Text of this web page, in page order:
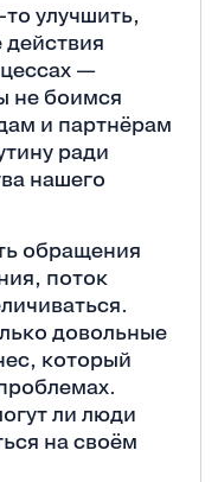
улучшить,
—
не боимся
и партнёрам
ради
нашего
обращения
поток
довольные
который
ли люди
на своём